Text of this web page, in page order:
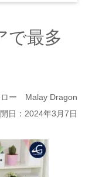
で最多
ー Malay Dragon
日：2024年3月7日